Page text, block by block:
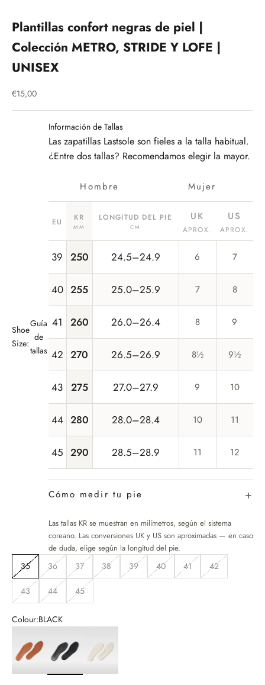
Plantillas confort negras de piel |
Colección METRO, STRIDE Y LOFE |
UNISEX
Precio de oferta
€15,00
Shoe
Size:
Guía
de
tallas
Información de Tallas
Las zapatillas Lastsole son fieles a la talla habitual.
¿Entre dos tallas? Recomendamos elegir la mayor.
Hombre Mujer
EU KR
MM
LONGITUD DEL PIE
CM
UK
APROX.
US
APROX.
39 250 24.5–24.9 6 7
40 255 25.0–25.9 7 8
41 260 26.0–26.4 8 9
42 270 26.5–26.9 8½ 9½
43 275 27.0–27.9 9 10
44 280 28.0–28.4 10 11
45 290 28.5–28.9 11 12
Cómo medir tu pie
Las tallas KR se muestran en milímetros, según el sistema
coreano. Las conversiones UK y US son aproximadas — en caso
de duda, elige según la longitud del pie.
35 36 37 38 39 40 41 42
43 44 45
Colour:BLACK